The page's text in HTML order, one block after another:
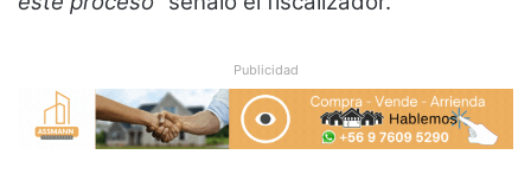
Publicidad